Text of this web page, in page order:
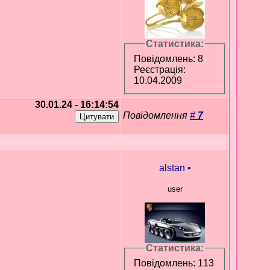
Статистика:
Повідомлень: 8
Реєстрація:
10.04.2009
30.01.24 - 16:14:54
Повідомлення # 7
alstan •
user
Статистика:
Повідомлень: 113